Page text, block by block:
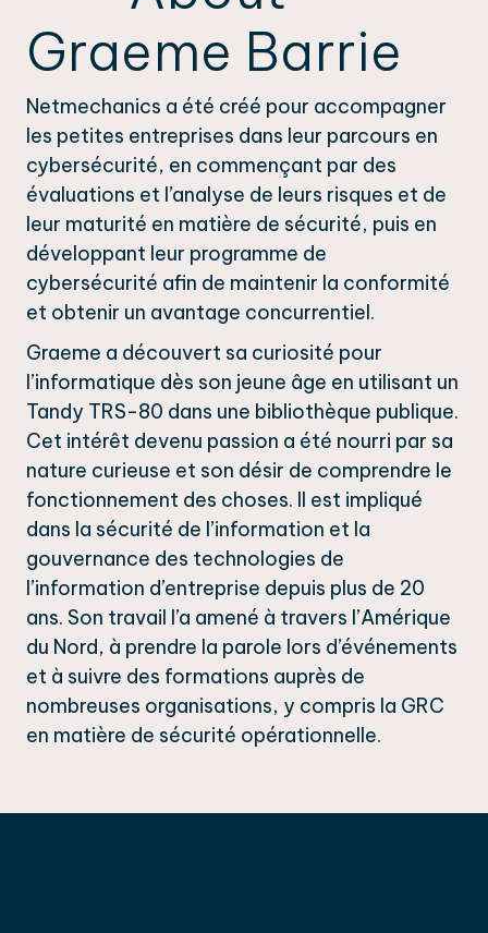
Graeme Barrie
Netmechanics a été créé pour accompagner
les petites entreprises dans leur parcours en
cybersécurité, en commençant par des
évaluations et l’analyse de leurs risques et de
leur maturité en matière de sécurité, puis en
développant leur programme de
cybersécurité afin de maintenir la conformité
et obtenir un avantage concurrentiel.
Graeme a découvert sa curiosité pour
l’informatique dès son jeune âge en utilisant un
Tandy TRS-80 dans une bibliothèque publique.
Cet intérêt devenu passion a été nourri par sa
nature curieuse et son désir de comprendre le
fonctionnement des choses. Il est impliqué
dans la sécurité de l’information et la
gouvernance des technologies de
l’information d’entreprise depuis plus de 20
ans. Son travail l’a amené à travers l’Amérique
du Nord, à prendre la parole lors d’événements
et à suivre des formations auprès de
nombreuses organisations, y compris la GRC
en matière de sécurité opérationnelle.